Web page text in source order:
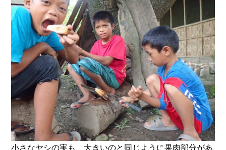
小さなヤシの実も、大きいのと同じように果肉部分があ